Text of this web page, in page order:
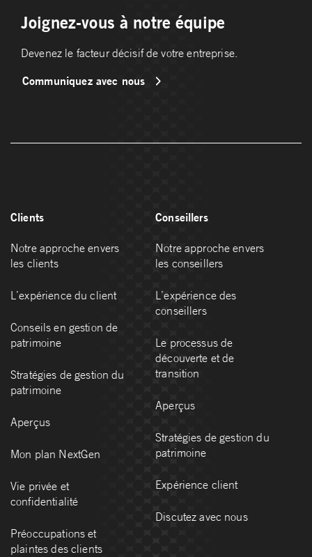
Joignez-vous à notre équipe
Devenez le facteur décisif de votre entreprise.
Communiquez avec nous
Clients
Notre approche envers
les clients
L’expérience du client
Conseils en gestion de
patrimoine
Stratégies de gestion du
patrimoine
Aperçus
Mon plan NextGen
Vie privée et
confidentialité
Préoccupations et
plaintes des clients
Conseillers
Notre approche envers
les conseillers
L’expérience des
conseillers
Le processus de
découverte et de
transition
Aperçus
Stratégies de gestion du
patrimoine
Expérience client
Discutez avec nous